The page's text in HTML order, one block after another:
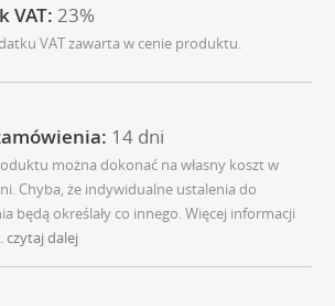
VAT: 23%
VAT zawarta w cenie produktu.
14 dni
można dokonać na własny koszt w
Chyba, że indywidualne ustalenia do
będą określały co innego. Więcej informacji
czytaj dalej